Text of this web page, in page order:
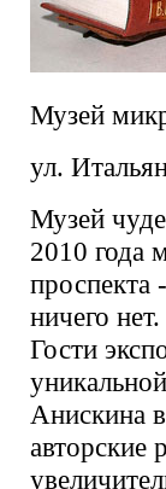
Музей
ул.
Музей
2010 года
проспекта
ничего
Гости
Анискина